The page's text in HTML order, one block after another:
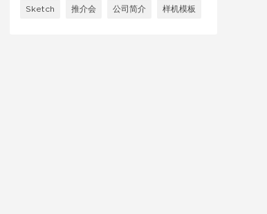
Sketch 推介会 公司简介 样机模板